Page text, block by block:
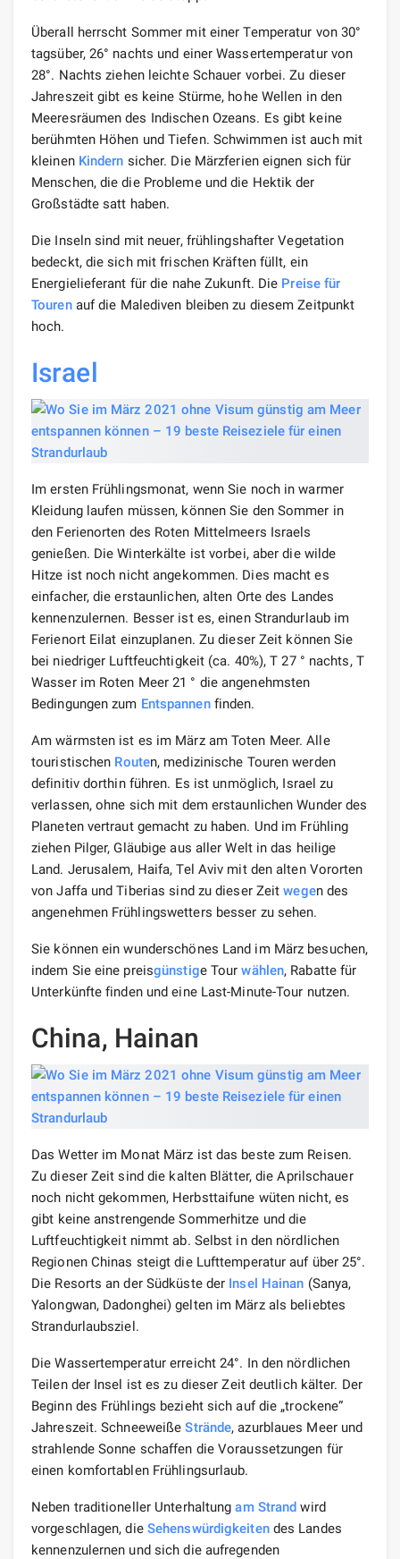
Überall herrscht Sommer mit einer Temperatur von 30°
tagsüber, 26° nachts und einer Wassertemperatur von
28°. Nachts ziehen leichte Schauer vorbei. Zu dieser
Jahreszeit gibt es keine Stürme, hohe Wellen in den
Meeresräumen des Indischen Ozeans. Es gibt keine
berühmten Höhen und Tiefen. Schwimmen ist auch mit
kleinen Kindern sicher. Die Märzferien eignen sich für
Menschen, die die Probleme und die Hektik der
Großstädte satt haben.
Die Inseln sind mit neuer, frühlingshafter Vegetation
bedeckt, die sich mit frischen Kräften füllt, ein
Energielieferant für die nahe Zukunft. Die Preise für
Tourenauf die Malediven bleiben zu diesem Zeitpunkt
hoch.
Israel
Im ersten Frühlingsmonat, wenn Sie noch in warmer
Kleidung laufen müssen, können Sie den Sommer in
den Ferienorten des Roten Mittelmeers Israels
genießen. Die Winterkälte ist vorbei, aber die wilde
Hitze ist noch nicht angekommen. Dies macht es
einfacher, die erstaunlichen, alten Orte des Landes
kennenzulernen. Besser ist es, einen Strandurlaub im
Ferienort Eilat einzuplanen. Zu dieser Zeit können Sie
bei niedriger Luftfeuchtigkeit (ca. 40%), T 27 ° nachts, T
Wasser im Roten Meer 21 ° die angenehmsten
Bedingungen zum Entspannenfinden.
Am wärmsten ist es im März am Toten Meer. Alle
touristischen Routen, medizinische Touren werden
definitiv dorthin führen. Es ist unmöglich, Israel zu
verlassen, ohne sich mit dem erstaunlichen Wunder des
Planeten vertraut gemacht zu haben. Und im Frühling
ziehen Pilger, Gläubige aus aller Welt in das heilige
Land. Jerusalem, Haifa, Tel Aviv mit den alten Vororten
von Jaffa und Tiberias sind zu dieser Zeitwegen des
angenehmen Frühlingswetters besser zu sehen.
Sie können ein wunderschönes Land im März besuchen,
indem Sie eine preisgünstige Tourwählen, Rabatte für
Unterkünfte finden und eine Last-Minute-Tour nutzen.
China, Hainan
Das Wetter im Monat März ist das beste zum Reisen.
Zu dieser Zeit sind die kalten Blätter, die Aprilschauer
noch nicht gekommen, Herbsttaifune wüten nicht, es
gibt keine anstrengende Sommerhitze und die
Luftfeuchtigkeit nimmt ab. Selbst in den nördlichen
Regionen Chinas steigt die Lufttemperatur auf über 25°.
Die Resorts an der Südküste der Insel Hainan (Sanya,
Yalongwan, Dadonghei) gelten im März als beliebtes
Strandurlaubsziel.
Die Wassertemperatur erreicht 24°. In den nördlichen
Teilen der Insel ist es zu dieser Zeit deutlich kälter. Der
Beginn des Frühlings bezieht sich auf die „trockene“
Jahreszeit. SchneeweißeStrände, azurblaues Meer und
strahlende Sonne schaffen die Voraussetzungen für
einen komfortablen Frühlingsurlaub.
Neben traditioneller Unterhaltungam Strand wird
vorgeschlagen, die Sehenswürdigkeitendes Landes
kennenzulernen und sich die aufregenden